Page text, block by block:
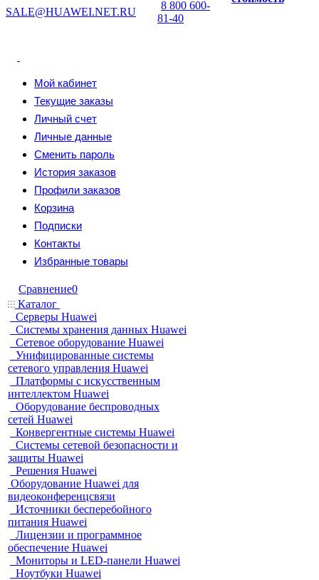
SALE@HUAWEI.NET.RU
8 800 600-
81-40
Мой кабинет
Текущие заказы
Личный счет
Личные данные
Сменить пароль
История заказов
Профили заказов
Корзина
Подписки
Контакты
Избранные товары
Сравнение0
Каталог
Серверы Huawei
Системы хранения данных Huawei
Сетевое оборудование Huawei
Унифицированные системы
сетевого управления Huawei
Платформы с искусственным
интеллектом Huawei
Оборудование беспроводных
сетей Huawei
Конвергентные системы Huawei
Системы сетевой безопасности и
защиты Huawei
Решения Huawei
Оборудование Huawei для
видеоконференцсвязи
Источники бесперебойного
питания Huawei
Лицензии и программное
обеспечение Huawei
Мониторы и LED-панели Huawei
Ноутбуки Huawei